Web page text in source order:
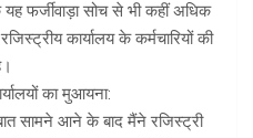
फर्जीवाड़ा सोच से भी कहीं अधिक
कार्यालय के कर्मचारियों की
का मुआयना:
सामने आने के बाद मैंने रजिस्ट्री